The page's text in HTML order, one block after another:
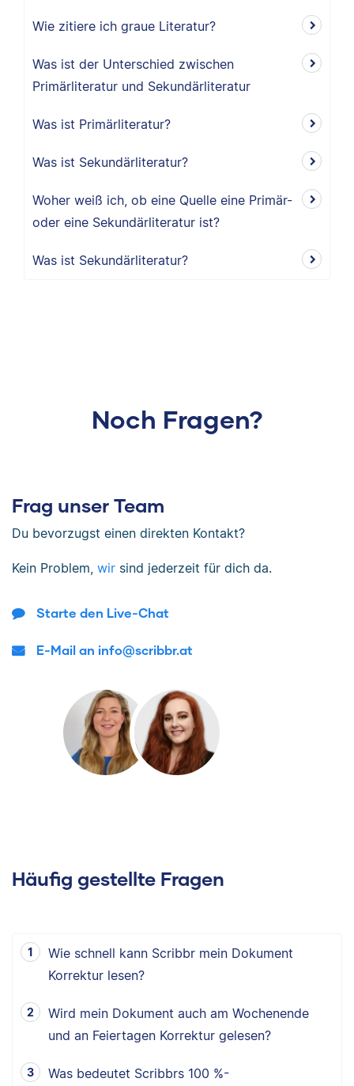
Wie zitiere ich graue Literatur?
Was ist der Unterschied zwischen
Primärliteratur und Sekundärliteratur
Was ist Primärliteratur?
Was ist Sekundärliteratur?
Woher weiß ich, ob eine Quelle eine Primär-
oder eine Sekundärliteratur ist?
Was ist Sekundärliteratur?
Noch Fragen?
Frag unser Team
Du bevorzugst einen direkten Kontakt?
Kein Problem, wir sind jederzeit für dich da.
Starte den Live-Chat
E-Mail an info@scribbr.at
Häufig gestellte Fragen
Wie schnell kann Scribbr mein Dokument
Korrektur lesen?
Wird mein Dokument auch am Wochenende
und an Feiertagen Korrektur gelesen?
Was bedeutet Scribbrs 100 %-